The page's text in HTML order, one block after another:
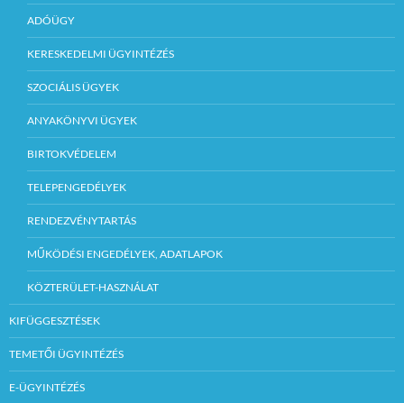
ADÓÜGY
KERESKEDELMI ÜGYINTÉZÉS
SZOCIÁLIS ÜGYEK
ANYAKÖNYVI ÜGYEK
BIRTOKVÉDELEM
TELEPENGEDÉLYEK
RENDEZVÉNYTARTÁS
MŰKÖDÉSI ENGEDÉLYEK, ADATLAPOK
KÖZTERÜLET-HASZNÁLAT
KIFÜGGESZTÉSEK
TEMETŐI ÜGYINTÉZÉS
E-ÜGYINTÉZÉS